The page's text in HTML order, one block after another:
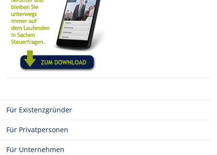
Für Existenzgründer
Für Privatpersonen
Für Unternehmen